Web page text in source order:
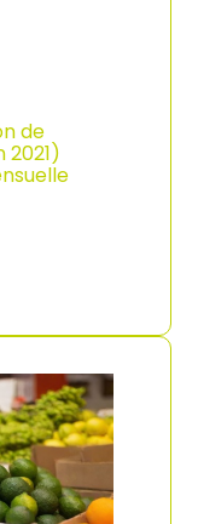
de
2021)